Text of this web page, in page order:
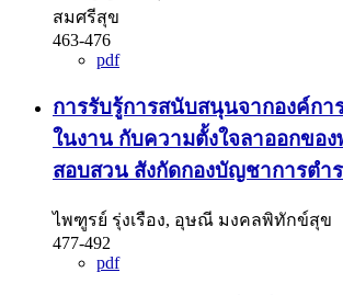
สมศรีสุข
463-476
pdf
การรับรู้การสนับสนุนจากองค์กา
ในงาน กับความตั้งใจลาออกขอ
สอบสวน สังกัดกองบัญชาการตำ
ไพฑูรย์ รุ่งเรือง, อุษณี มงคลพิทักข์สุข
477-492
pdf